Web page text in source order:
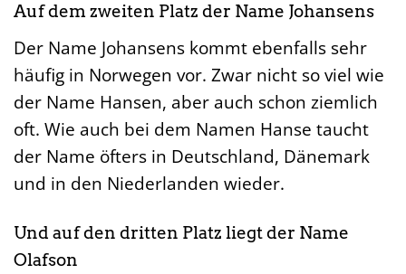
Auf dem zweiten Platz der Name Johansens
Der Name Johansens kommt ebenfalls sehr
häufig in Norwegen vor. Zwar nicht so viel wie
der Name Hansen, aber auch schon ziemlich
oft. Wie auch bei dem Namen Hanse taucht
der Name öfters in Deutschland, Dänemark
und in den Niederlanden wieder.
Und auf den dritten Platz liegt der Name
Olafson